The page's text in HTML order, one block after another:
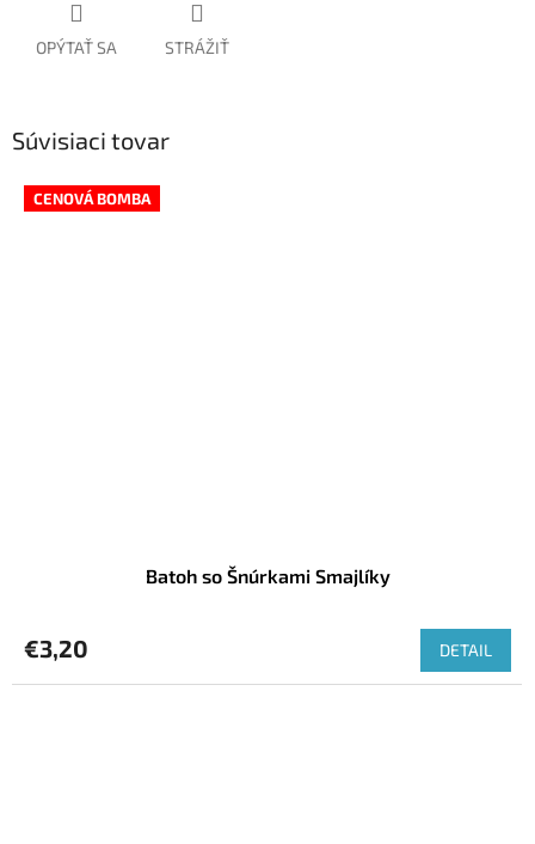
OPÝTAŤ SA STRÁŽIŤ
Súvisiaci tovar
CENOVÁ BOMBA
Batoh so Šnúrkami Smajlíky
€3,20 DETAIL